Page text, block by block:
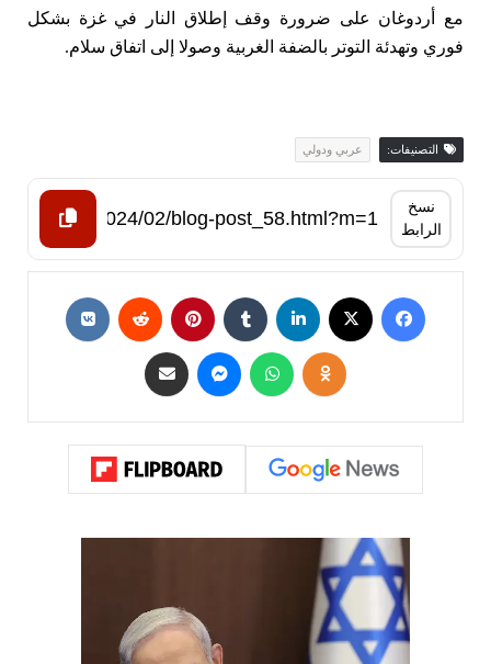
مع أردوغان على ضرورة وقف إطلاق النار في غزة بشكل
فوري وتهدئة التوتر بالضفة الغربية وصولا إلى اتفاق سلام.
التصنيفات: عربي ودولي
نسخ
الرابط